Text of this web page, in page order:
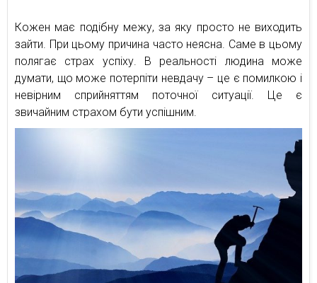
Кожен має подібну межу, за яку просто не виходить
зайти. При цьому причина часто неясна. Саме в цьому
полягає страх успіху. В реальності людина може
думати, що може потерпіти невдачу – це є помилкою і
невірним сприйняттям поточної ситуації. Це є
звичайним страхом бути успішним.